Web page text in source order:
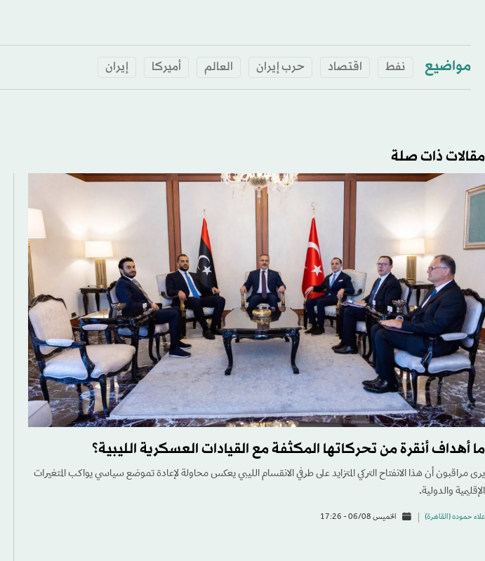
مواضيع نفط اقتصاد حرب إيران العالم أميركا إيران
مقالات ذات صلة
ما أهداف أنقرة من تحركاتها المكثفة مع القيادات العسكرية الليبية؟
يرى مراقبون أن هذا الانفتاح التركي المتزايد على طرفي الانقسام الليبي يعكس محاولة لإعادة تموضع سياسي يواكب المتغيرات
الإقليمية والدولية.
علاء حموده (القاهرة) الخميس 06/08 - 17:26